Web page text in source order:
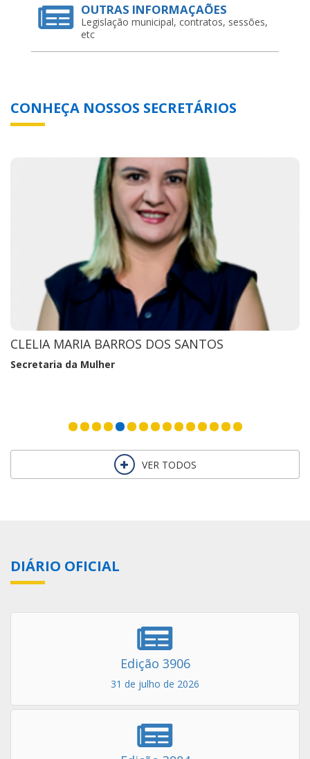
OUTRAS INFORMAÇAÕES
Legislação municipal, contratos, sessões,
etc
CONHEÇA NOSSOS SECRETÁRIOS
HILCLEMAR SOUSA DOS SANTOS
Secretaria De Agricultura
VER TODOS
DIÁRIO OFICIAL
Edição 3906
31 de julho de 2026